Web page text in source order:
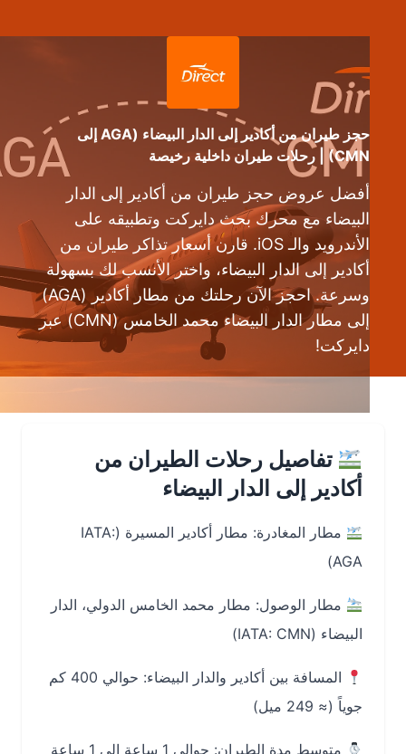
حجز طيران من أكادير إلى الدار البيضاء (AGA إلى
أفضل عروض حجز طيران من أكادير إلى الدار
البيضاء مع محرك بحث دايركت وتطبيقه على
الأندرويد والـ iOS. قارن أسعار تذاكر طيران من
أكادير إلى الدار البيضاء، واختر الأنسب لك بسهولة
وسرعة. احجز الآن رحلتك من مطار أكادير (AGA)
إلى مطار الدار البيضاء محمد الخامس (CMN) عبر
دايركت!
تفاصيل رحلات الطيران من
أكادير إلى الدار البيضاء
مطار المغادرة: مطار أكادير المسيرة (IATA:
مطار الوصول: مطار محمد الخامس الدولي، الدار
البيضاء (IATA: CMN)
المسافة بين أكادير والدار البيضاء: حوالي 400 كم
جوياً (≈ 249 ميل)
متوسط مدة الطيران: حوالي 1 ساعة إلى 1 ساعة